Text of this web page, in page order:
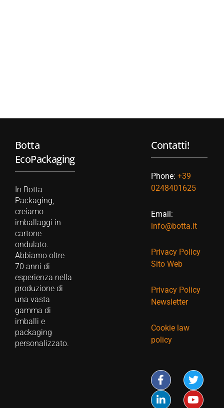
Botta
EcoPackaging
In Botta
Packaging,
creiamo
imballaggi in
cartone
ondulato.
Abbiamo oltre
70 anni di
esperienza nella
produzione di
una vasta
gamma di
imballi e
packaging
personalizzato.
Contatti!
Phone: +39
0248401625
Email:
info@botta.it
Privacy Policy
Sito Web
Privacy Policy
Newsletter
Cookie law
policy